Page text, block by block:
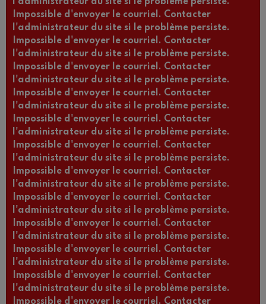
Impossible d'envoyer le courriel. Contacter
l'administrateur du site si le problème persiste.
Impossible d'envoyer le courriel. Contacter
l'administrateur du site si le problème persiste.
Impossible d'envoyer le courriel. Contacter
l'administrateur du site si le problème persiste.
Impossible d'envoyer le courriel. Contacter
l'administrateur du site si le problème persiste.
Impossible d'envoyer le courriel. Contacter
l'administrateur du site si le problème persiste.
Impossible d'envoyer le courriel. Contacter
l'administrateur du site si le problème persiste.
Impossible d'envoyer le courriel. Contacter
l'administrateur du site si le problème persiste.
Impossible d'envoyer le courriel. Contacter
l'administrateur du site si le problème persiste.
Impossible d'envoyer le courriel. Contacter
l'administrateur du site si le problème persiste.
Impossible d'envoyer le courriel. Contacter
l'administrateur du site si le problème persiste.
Impossible d'envoyer le courriel. Contacter
l'administrateur du site si le problème persiste.
Impossible d'envoyer le courriel. Contacter